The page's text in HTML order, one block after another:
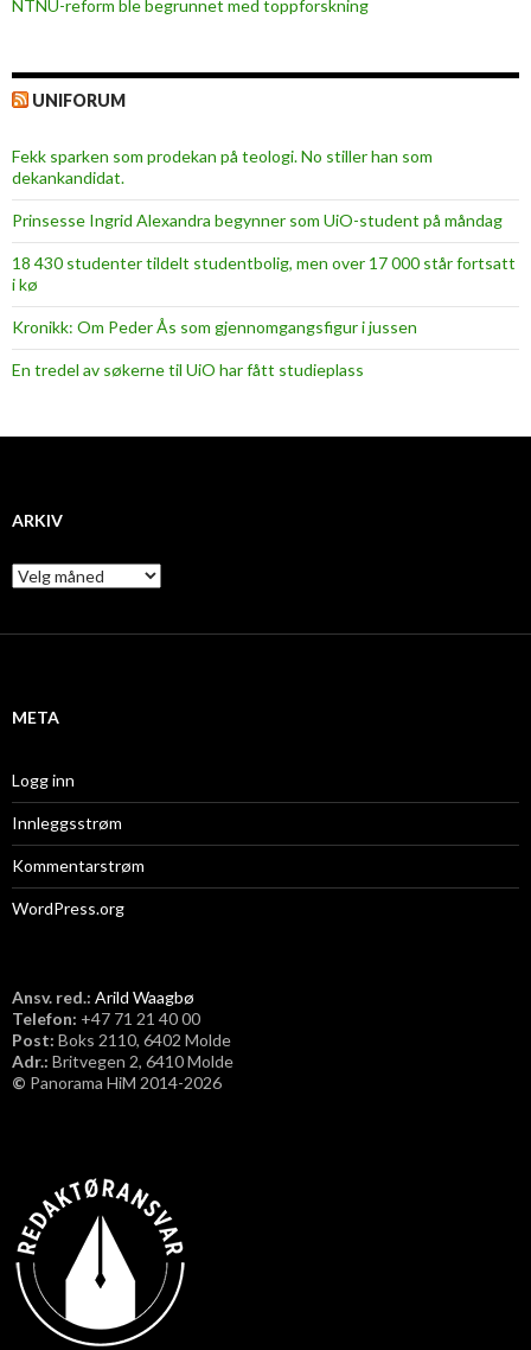
NTNU-reform ble begrunnet med toppforskning
UNIFORUM
Fekk sparken som prodekan på teologi. No stiller han som
dekankandidat.
Prinsesse Ingrid Alexandra begynner som UiO-student på måndag
18 430 studenter tildelt studentbolig, men over 17 000 står fortsatt
i kø
Kronikk: Om Peder Ås som gjennomgangsfigur i jussen
En tredel av søkerne til UiO har fått studieplass
ARKIV
A
r
i
META
Logg inn
Innleggsstrøm
Kommentarstrøm
WordPress.org
Ansv. red.: Arild Waagbø
Telefon: ​+47 71 21 40 00
Post: Boks 2110, 6402 Molde
Adr.: Britvegen 2, 6410 Molde
© Panorama HiM 2014-2026